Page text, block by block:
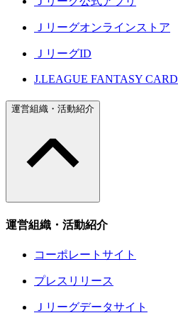
Ｊリーグオンラインストア
ＪリーグID
J.LEAGUE FANTASY CARD
運営組織・活動紹介
運営組織・活動紹介
コーポレートサイト
プレスリリース
Ｊリーグデータサイト